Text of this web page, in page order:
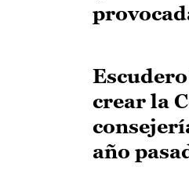
crear la
año